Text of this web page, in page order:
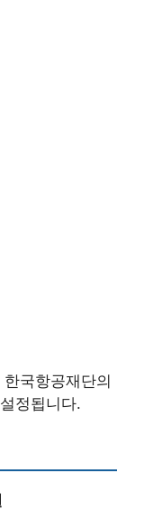
국항공재단의
정됩니다.